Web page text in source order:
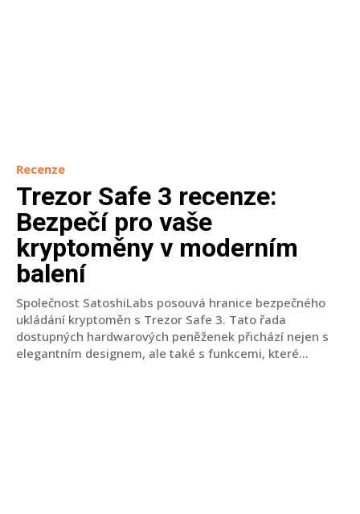
Recenze
Trezor Safe 3 recenze:
Bezpečí pro vaše
kryptoměny v moderním
balení
Společnost SatoshiLabs posouvá hranice bezpečného
ukládání kryptoměn s Trezor Safe 3. Tato řada
dostupných hardwarových peněženek přichází nejen s
elegantním designem, ale také s funkcemi, které...